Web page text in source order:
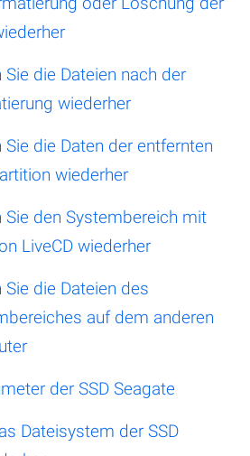
Sie die Dateien nach der
wiederher
Sie die Daten der entfernten
wiederher
Sie den Systembereich mit
LiveCD wiederher
Sie die Dateien des
auf dem anderen
der SSD Seagate
Dateisystem der SSD